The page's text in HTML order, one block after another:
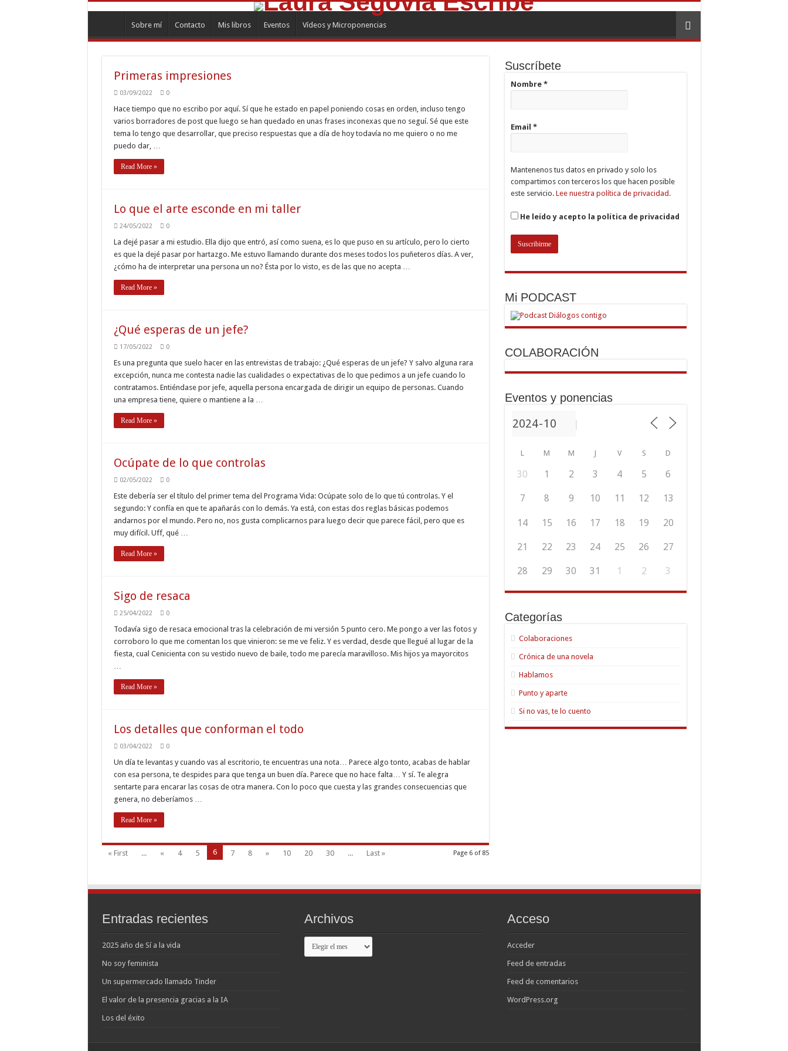
Sobre mí Contacto Mis libros Eventos Vídeos y Microponencias
Primeras impresiones
03/09/2022 0
Hace tiempo que no escribo por aquí. Sí que he estado en papel poniendo cosas en orden, incluso tengo
varios borradores de post que luego se han quedado en unas frases inconexas que no seguí. Sé que este
tema lo tengo que desarrollar, que preciso respuestas que a día de hoy todavía no me quiero o no me
puedo dar, …
Read More »
Lo que el arte esconde en mi taller
24/05/2022 0
La dejé pasar a mi estudio. Ella dijo que entró, así como suena, es lo que puso en su artículo, pero lo cierto
es que la dejé pasar por hartazgo. Me estuvo llamando durante dos meses todos los puñeteros días. A ver,
¿cómo ha de interpretar una persona un no? Ésta por lo visto, es de las que no acepta …
Read More »
¿Qué esperas de un jefe?
17/05/2022 0
Es una pregunta que suelo hacer en las entrevistas de trabajo: ¿Qué esperas de un jefe? Y salvo alguna rara
excepción, nunca me contesta nadie las cualidades o expectativas de lo que pedimos a un jefe cuando lo
contratamos. Entiéndase por jefe, aquella persona encargada de dirigir un equipo de personas. Cuando
una empresa tiene, quiere o mantiene a la …
Read More »
Ocúpate de lo que controlas
02/05/2022 0
Este debería ser el título del primer tema del Programa Vida: Ocúpate solo de lo que tú controlas. Y el
segundo: Y confía en que te apañarás con lo demás. Ya está, con estas dos reglas básicas podemos
andarnos por el mundo. Pero no, nos gusta complicarnos para luego decir que parece fácil, pero que es
muy difícil. Uff, qué …
Read More »
Sigo de resaca
25/04/2022 0
Todavía sigo de resaca emocional tras la celebración de mi versión 5 punto cero. Me pongo a ver las fotos y
corroboro lo que me comentan los que vinieron: se me ve feliz. Y es verdad, desde que llegué al lugar de la
fiesta, cual Cenicienta con su vestido nuevo de baile, todo me parecía maravilloso. Mis hijos ya mayorcitos
…
Read More »
Los detalles que conforman el todo
03/04/2022 0
Un día te levantas y cuando vas al escritorio, te encuentras una nota… Parece algo tonto, acabas de hablar
con esa persona, te despides para que tenga un buen día. Parece que no hace falta… Y sí. Te alegra
sentarte para encarar las cosas de otra manera. Con lo poco que cuesta y las grandes consecuencias que
genera, no deberíamos …
Read More »
Page 6 of 85
« First ... « 4 5 6 7 8 » 10 20 30 ... Last »
Suscríbete
Nombre *
Email *
Mantenenos tus datos en privado y solo los
compartimos con terceros los que hacen posible
este servicio. Lee nuestra política de privacidad.
He leído y acepto la política de privacidad
Mi PODCAST
COLABORACIÓN
Eventos y ponencias
L M M J V S D
30 1 2 3 4 5 6
7 8 9 10 11 12 13
14 15 16 17 18 19 20
21 22 23 24 25 26 27
28 29 30 31 1 2 3
Categorías
Colaboraciones
Crónica de una novela
Hablamos
Punto y aparte
Si no vas, te lo cuento
Entradas recientes
2025 año de Sí a la vida
No soy feminista
Un supermercado llamado Tinder
El valor de la presencia gracias a la IA
Los del éxito
Archivos
Archivos
Acceso
Acceder
Feed de entradas
Feed de comentarios
WordPress.org